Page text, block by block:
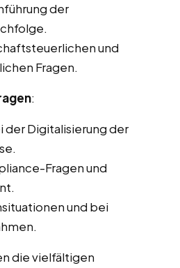
der
und
Fragen.
:
der Digitalisierung der
Fragen und
und bei
die vielfältigen